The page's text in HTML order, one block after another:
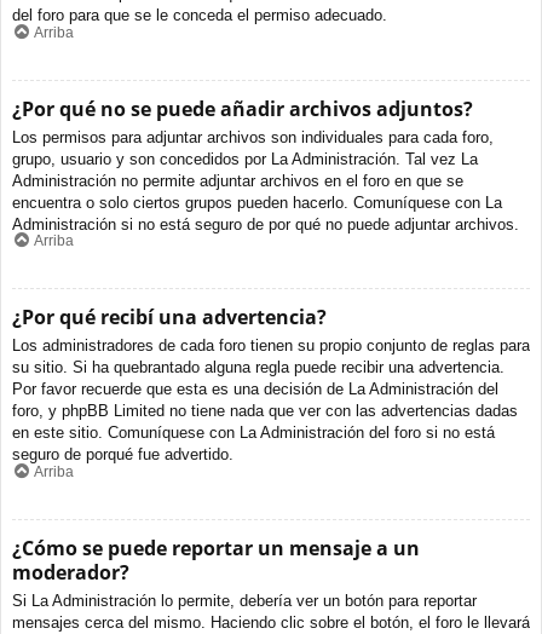
del foro para que se le conceda el permiso adecuado.
Arriba
¿Por qué no se puede añadir archivos adjuntos?
Los permisos para adjuntar archivos son individuales para cada foro,
grupo, usuario y son concedidos por La Administración. Tal vez La
Administración no permite adjuntar archivos en el foro en que se
encuentra o solo ciertos grupos pueden hacerlo. Comuníquese con La
Administración si no está seguro de por qué no puede adjuntar archivos.
Arriba
¿Por qué recibí una advertencia?
Los administradores de cada foro tienen su propio conjunto de reglas para
su sitio. Si ha quebrantado alguna regla puede recibir una advertencia.
Por favor recuerde que esta es una decisión de La Administración del
foro, y phpBB Limited no tiene nada que ver con las advertencias dadas
en este sitio. Comuníquese con La Administración del foro si no está
seguro de porqué fue advertido.
Arriba
¿Cómo se puede reportar un mensaje a un
moderador?
Si La Administración lo permite, debería ver un botón para reportar
mensajes cerca del mismo. Haciendo clic sobre el botón, el foro le llevará